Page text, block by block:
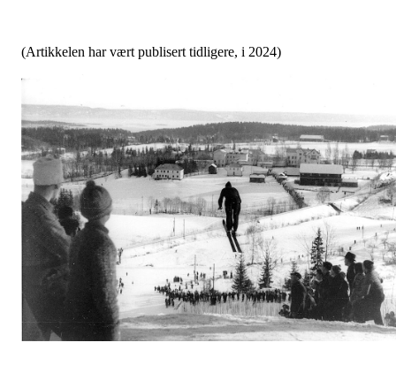
(Artikkelen har vært publisert tidligere, i 2024)